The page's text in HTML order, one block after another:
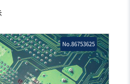
No.86753625